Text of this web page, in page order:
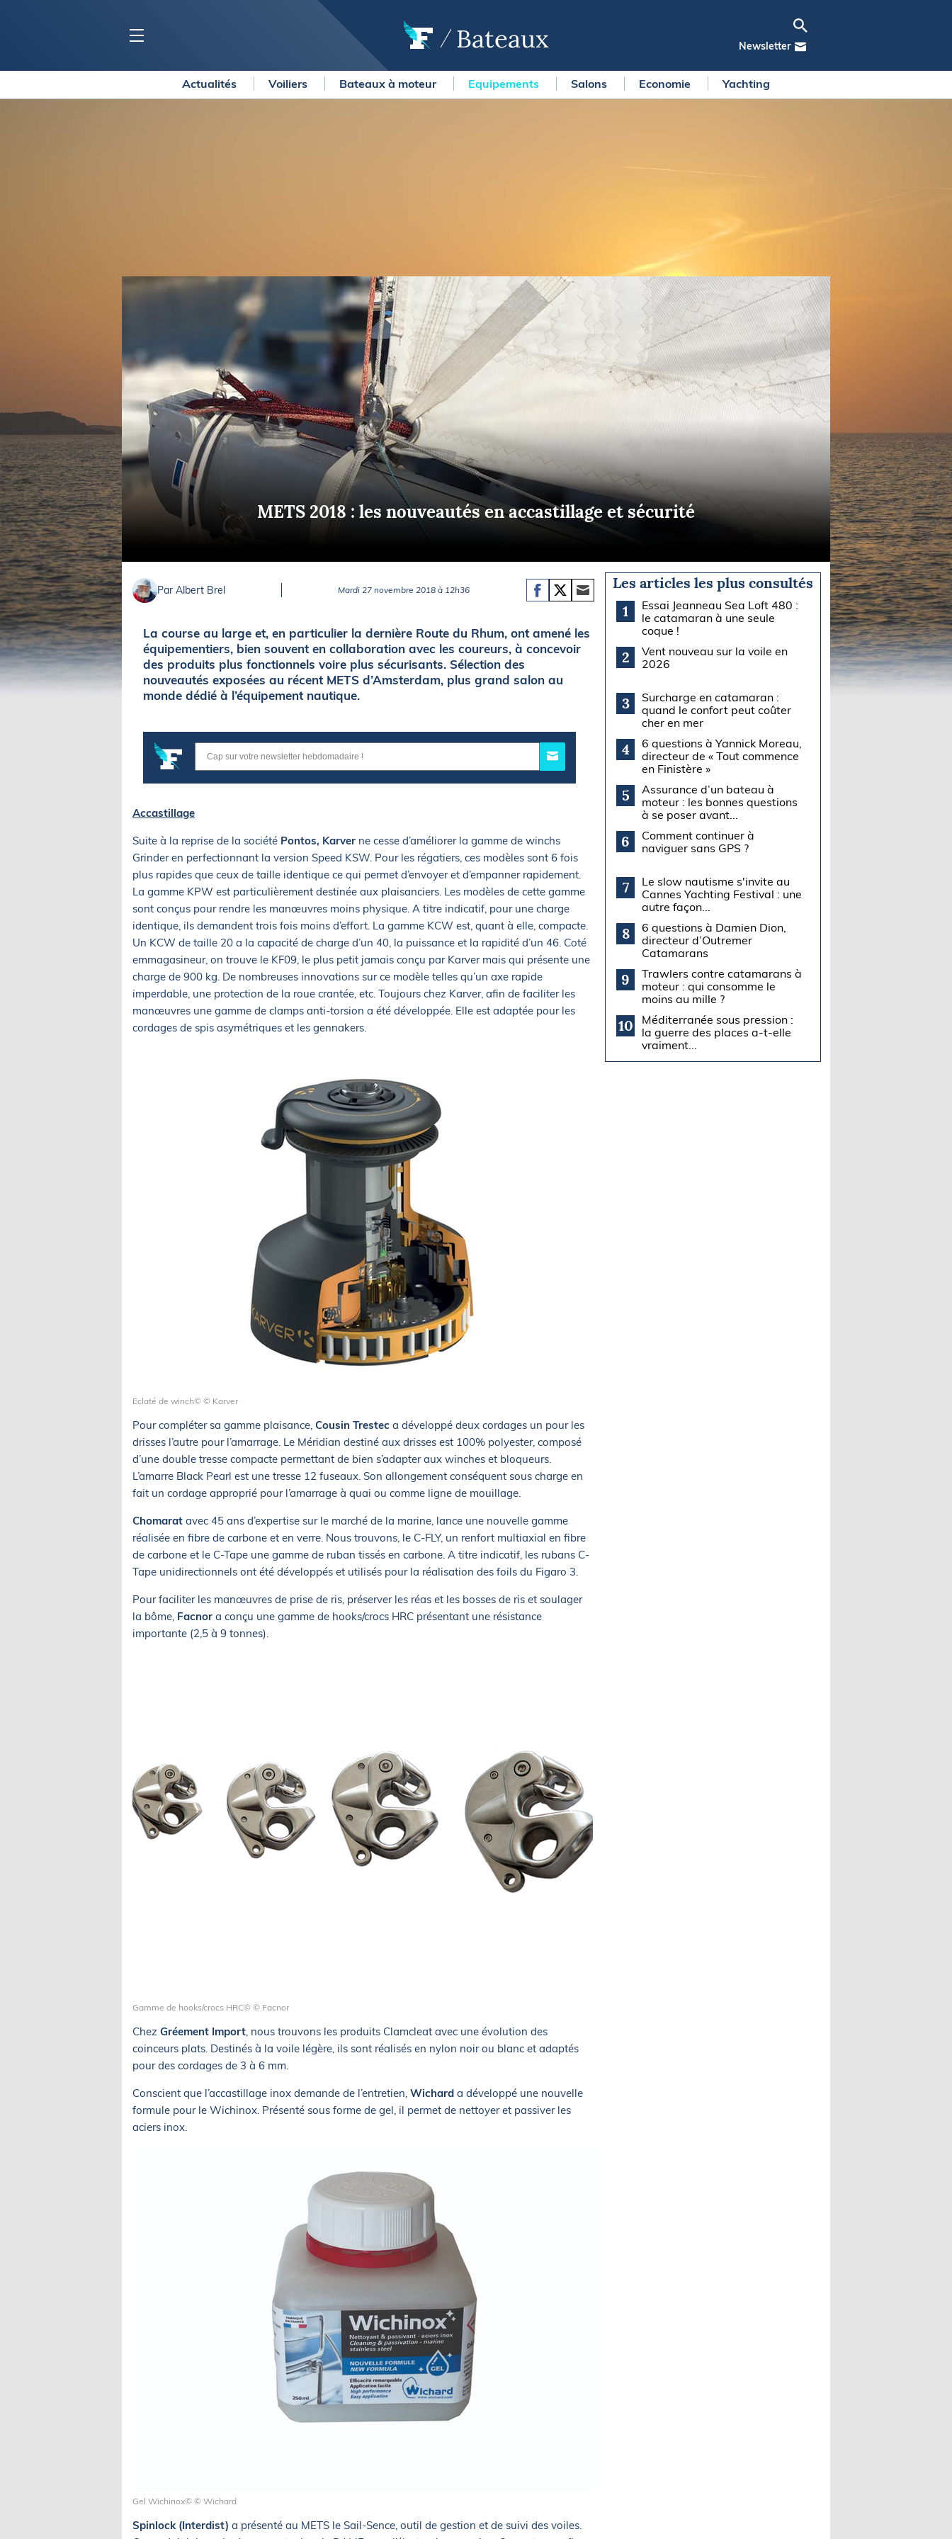
Bateaux Newsletter
Economie
Transat Café l'Or
America's Cup
LOISIRS
Pêche en mer
Plongée
La newsletter
METEO CONSULT Marine
Briefings
FLASH INFO
Actualités Voiliers Bateaux à moteur Equipements Salons Economie Yachting
METS 2018 : les nouveautés en accastillage et sécurité
Par Albert Brel Mardi 27 novembre 2018 à 12h36
La course au large et, en particulier la dernière Route du Rhum, ont amené les
équipementiers, bien souvent en collaboration avec les coureurs, à concevoir
des produits plus fonctionnels voire plus sécurisants. Sélection des
nouveautés exposées au récent METS d’Amsterdam, plus grand salon au
monde dédié à l’équipement nautique.
Accastillage
Suite à la reprise de la société Pontos, Karver ne cesse d’améliorer la gamme de winchs
Grinder en perfectionnant la version Speed KSW. Pour les régatiers, ces modèles sont 6 fois
plus rapides que ceux de taille identique ce qui permet d’envoyer et d’empanner rapidement.
La gamme KPW est particulièrement destinée aux plaisanciers. Les modèles de cette gamme
sont conçus pour rendre les manœuvres moins physique. A titre indicatif, pour une charge
identique, ils demandent trois fois moins d’effort. La gamme KCW est, quant à elle, compacte.
Un KCW de taille 20 a la capacité de charge d’un 40, la puissance et la rapidité d’un 46. Coté
emmagasineur, on trouve le KF09, le plus petit jamais conçu par Karver mais qui présente une
charge de 900 kg. De nombreuses innovations sur ce modèle telles qu’un axe rapide
imperdable, une protection de la roue crantée, etc. Toujours chez Karver, afin de faciliter les
manœuvres une gamme de clamps anti-torsion a été développée. Elle est adaptée pour les
cordages de spis asymétriques et les gennakers.
Eclaté de winch© © Karver
Pour compléter sa gamme plaisance, Cousin Trestec a développé deux cordages un pour les
drisses l’autre pour l’amarrage. Le Méridian destiné aux drisses est 100% polyester, composé
d’une double tresse compacte permettant de bien s’adapter aux winches et bloqueurs.
L’amarre Black Pearl est une tresse 12 fuseaux. Son allongement conséquent sous charge en
fait un cordage approprié pour l’amarrage à quai ou comme ligne de mouillage.
Chomarat avec 45 ans d’expertise sur le marché de la marine, lance une nouvelle gamme
réalisée en fibre de carbone et en verre. Nous trouvons, le C-FLY, un renfort multiaxial en fibre
de carbone et le C-Tape une gamme de ruban tissés en carbone. A titre indicatif, les rubans C-
Tape unidirectionnels ont été développés et utilisés pour la réalisation des foils du Figaro 3.
Pour faciliter les manœuvres de prise de ris, préserver les réas et les bosses de ris et soulager
la bôme, Facnor a conçu une gamme de hooks/crocs HRC présentant une résistance
importante (2,5 à 9 tonnes).
Gamme de hooks/crocs HRC© © Facnor
Chez Gréement Import, nous trouvons les produits Clamcleat avec une évolution des
coinceurs plats. Destinés à la voile légère, ils sont réalisés en nylon noir ou blanc et adaptés
pour des cordages de 3 à 6 mm.
Conscient que l’accastillage inox demande de l’entretien, Wichard a développé une nouvelle
formule pour le Wichinox. Présenté sous forme de gel, il permet de nettoyer et passiver les
aciers inox.
Gel Wichinox© © Wichard
Spinlock (Interdist) a présenté au METS le Sail-Sence, outil de gestion et de suivi des voiles.
Les articles les plus consultés
1
Essai Jeanneau Sea Loft 480 :
le catamaran à une seule
coque !
2
Vent nouveau sur la voile en
2026
3
Surcharge en catamaran :
quand le confort peut coûter
cher en mer
4
6 questions à Yannick Moreau,
directeur de « Tout commence
en Finistère »
5
Assurance d’un bateau à
moteur : les bonnes questions
à se poser avant...
6
Comment continuer à
naviguer sans GPS ?
7
Le slow nautisme s'invite au
Cannes Yachting Festival : une
autre façon...
8
6 questions à Damien Dion,
directeur d’Outremer
Catamarans
9
Trawlers contre catamarans à
moteur : qui consomme le
moins au mille ?
10
Méditerranée sous pression :
la guerre des places a-t-elle
vraiment...